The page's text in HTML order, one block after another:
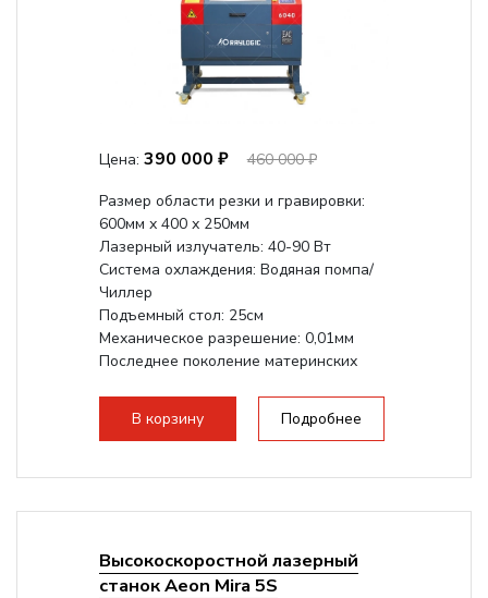
Цена: 390 000 ₽
460 000 ₽
Размер области резки и гравировки:
600мм х 400 х 250мм
Лазерный излучатель: 40-90 Вт
Система охлаждения: Водяная помпа/
Чиллер
Подъемный стол: 25см
Механическое разрешение: 0,01мм
Последнее поколение материнских
В корзину Подробнее
Высокоскоростной лазерный
станок Aeon Mira 5S